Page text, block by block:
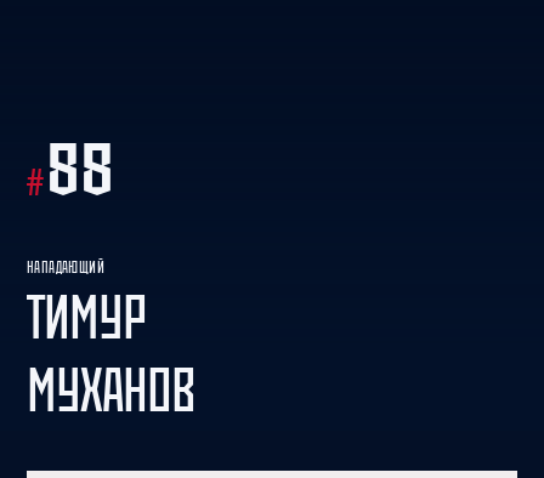
#88
НАПАДАЮЩИЙ
ТИМУР
МУХАНОВ